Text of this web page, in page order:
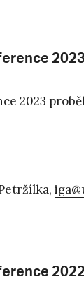
2023
2023
2022